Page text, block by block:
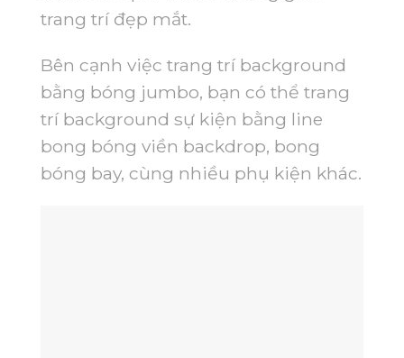
trang trí đẹp mắt.
Bên cạnh việc trang trí background
bằng bóng jumbo, bạn có thể trang
trí background sự kiện bằng line
bong bóng viền backdrop, bong
bóng bay, cùng nhiều phụ kiện khác.